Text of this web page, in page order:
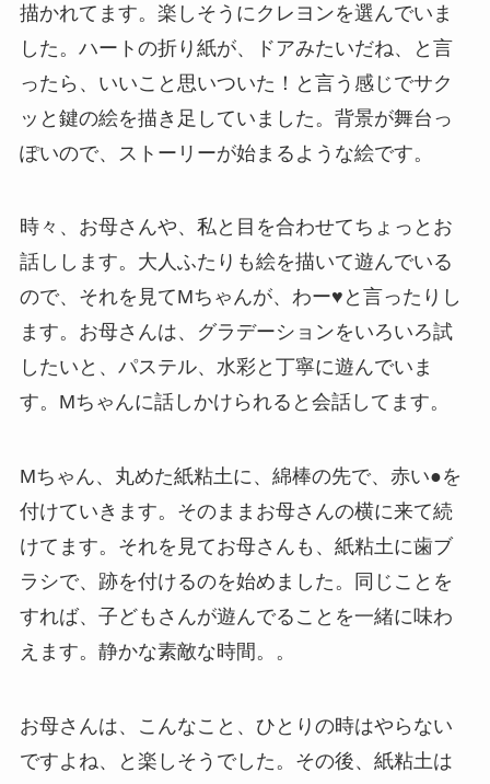
描かれてます。楽しそうにクレヨンを選んでいま
した。ハートの折り紙が、ドアみたいだね、と言
ったら、いいこと思いついた！と言う感じでサク
ッと鍵の絵を描き足していました。背景が舞台っ
ぽいので、ストーリーが始まるような絵です。
時々、お母さんや、私と目を合わせてちょっとお
話しします。大人ふたりも絵を描いて遊んでいる
ので、それを見てMちゃんが、わー♥と言ったりし
ます。お母さんは、グラデーションをいろいろ試
したいと、パステル、水彩と丁寧に遊んでいま
す。Mちゃんに話しかけられると会話してます。
Mちゃん、丸めた紙粘土に、綿棒の先で、赤い●を
付けていきます。そのままお母さんの横に来て続
けてます。それを見てお母さんも、紙粘土に歯ブ
ラシで、跡を付けるのを始めました。同じことを
すれば、子どもさんが遊んでることを一緒に味わ
えます。静かな素敵な時間。。
お母さんは、こんなこと、ひとりの時はやらない
ですよね、と楽しそうでした。その後、紙粘土は